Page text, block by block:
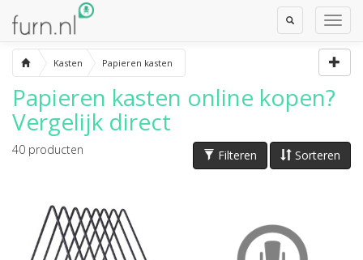
Toggle
Search
Kasten Papieren kasten
Papieren kasten online kopen?
Vergelijk direct
Sorteren
Filteren
40 producten